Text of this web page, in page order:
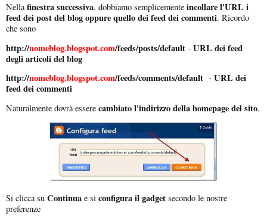
Nellafinestra successiva, dobbiamo semplicemente incollare l'URL i
feed dei post del blog oppure quello dei feed dei commenti. Ricordo
che sono
http://nomeblog.blogspot.com/feeds/posts/default - URL dei feed
degli articoli del blog
http://nomeblog.blogspot.com/feeds/comments/default - URL dei
feed dei commenti
Naturalmente dovrà essere cambiato l'indirizzo della homepage del sito.
Si clicca su Continua e si configura il gadget secondo le nostre
preferenze